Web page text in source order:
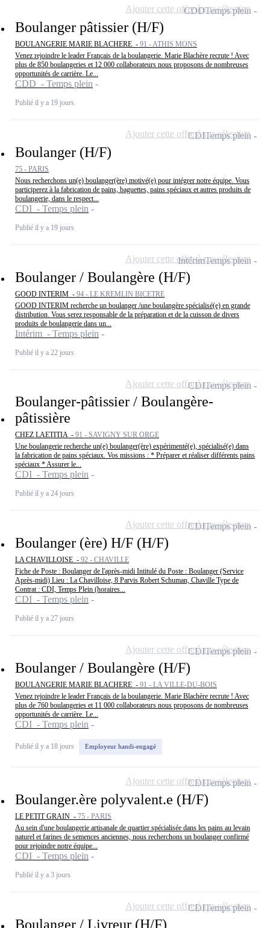
Boulanger pâtissier (H/F)
BOULANGERIE MARIE BLACHERE - 91 - ATHIS MONS
Venez rejoindre le leader Français de la boulangerie. Marie Blachère recrute ! Avec
plus de 850 boulangeries et 12 000 collaborateurs nous proposons de nombreuses
opportunités de carrière. Le...
CDD - Temps plein
Publié il y a 19 jours
CDDTemps plein
Ajouter cette offre à ma sélection
Boulanger (H/F)
75 - PARIS
Nous recherchons un(e) boulanger(ère) motivé(e) pour intégrer notre équipe. Vous
participerez à la fabrication de pains, baguettes, pains spéciaux et autres produits de
boulangerie, dans le respect...
CDI - Temps plein
Publié il y a 19 jours
CDITemps plein
Ajouter cette offre à ma sélection
Boulanger / Boulangère (H/F)
GOOD INTERIM - 94 - LE KREMLIN BICETRE
GOOD INTERIM recherche un boulanger /une boulangère spécialisé(e) en grande
distribution. Vous serez responsable de la préparation et de la cuisson de divers
produits de boulangerie dans un...
Intérim - Temps plein
Publié il y a 22 jours
IntérimTemps plein
Ajouter cette offre à ma sélection
Boulanger-pâtissier / Boulangère-
pâtissière
CHEZ LAETITIA - 91 - SAVIGNY SUR ORGE
Une boulangerie recherche un(e) boulanger(ère) expérimenté(e), spécialisé(e) dans
la fabrication de pains spéciaux. Vos missions : * Préparer et réaliser différents pains
spéciaux * Assurer le...
CDI - Temps plein
Publié il y a 24 jours
CDITemps plein
Ajouter cette offre à ma sélection
Boulanger (ère) H/F (H/F)
LA CHAVILLOISE - 92 - CHAVILLE
Fiche de Poste : Boulanger de l'après-midi Intitulé du Poste : Boulanger (Service
Après-midi) Lieu : La Chavilloise, 8 Parvis Robert Schuman, Chaville Type de
Contrat : CDI, Temps Plein (horaires...
CDI - Temps plein
Publié il y a 27 jours
CDITemps plein
Ajouter cette offre à ma sélection
Boulanger / Boulangère (H/F)
BOULANGERIE MARIE BLACHERE - 91 - LA VILLE-DU-BOIS
Venez rejoindre le leader Français de la boulangerie. Marie Blachère recrute ! Avec
plus de 760 boulangeries et 11 000 collaborateurs nous proposons de nombreuses
opportunités de carrière. Le...
CDI - Temps plein
Publié il y a 18 jours Employeur handi-engagé
CDITemps plein
Ajouter cette offre à ma sélection
Boulanger.ère polyvalent.e (H/F)
LE PETIT GRAIN - 75 - PARIS
Au sein d'une boulangerie artisanale de quartier spécialisée dans les pains au levain
naturel et farines de semences anciennes, nous recherchons un boulanger confirmé
pour rejoindre notre équipe...
CDI - Temps plein
Publié il y a 3 jours
CDITemps plein
Ajouter cette offre à ma sélection
Boulanger / Livreur (H/F)
CDITemps plein
Ajouter cette offre à ma sélection